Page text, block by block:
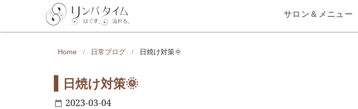
サロン＆メニュー
Home / 日常ブログ / 日焼け対策🌞
日焼け対策🌞
2023-03-04